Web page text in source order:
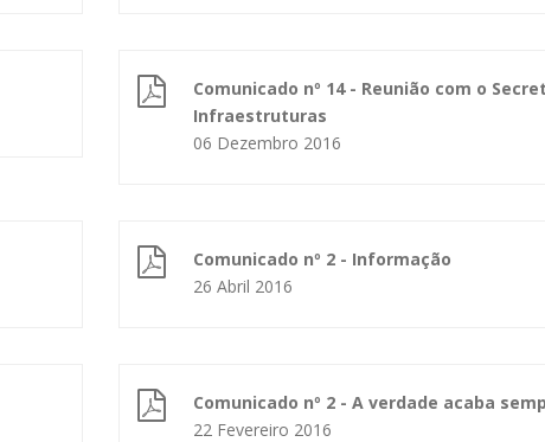
Comunicado nº 14 - Reunião com o
Infraestruturas
06 Dezembro 2016
Comunicado nº 2 - Informação
26 Abril 2016
Comunicado nº 2 - A verdade acaba
22 Fevereiro 2016